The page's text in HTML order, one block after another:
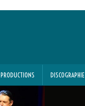
PRODUCTIONS DISCOGRAPHIE